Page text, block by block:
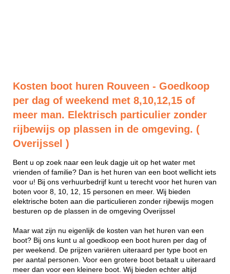
Kosten boot huren Rouveen - Goedkoop
per dag of weekend met 8,10,12,15 of
meer man. Elektrisch particulier zonder
rijbewijs op plassen in de omgeving. (
Overijssel )
Bent u op zoek naar een leuk dagje uit op het water met
vrienden of familie? Dan is het huren van een boot wellicht iets
voor u! Bij ons verhuurbedrijf kunt u terecht voor het huren van
boten voor 8, 10, 12, 15 personen en meer. Wij bieden
elektrische boten aan die particulieren zonder rijbewijs mogen
besturen op de plassen in de omgeving Overijssel
Maar wat zijn nu eigenlijk de kosten van het huren van een
boot? Bij ons kunt u al goedkoop een boot huren per dag of
per weekend. De prijzen variëren uiteraard per type boot en
per aantal personen. Voor een grotere boot betaalt u uiteraard
meer dan voor een kleinere boot. Wij bieden echter altijd